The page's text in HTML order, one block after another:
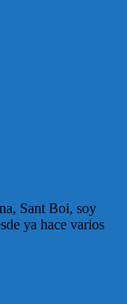
Sant Boi, soy
ya hace varios